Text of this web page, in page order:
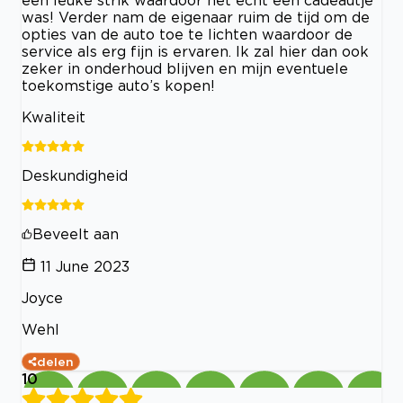
was! Verder nam de eigenaar ruim de tijd om de
opties van de auto toe te lichten waardoor de
service als erg fijn is ervaren. Ik zal hier dan ook
zeker in onderhoud blijven en mijn eventuele
toekomstige auto’s kopen!
Kwaliteit
Deskundigheid
Beveelt aan
11 June 2023
Joyce
Wehl
delen
10